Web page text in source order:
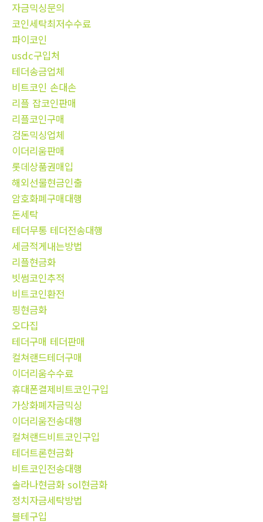
자금믹싱문의
코인세탁최저수수료
파이코인
usdc구입처
테더송금업체
비트코인 손대손
리플 잡코인판매
리플코인구매
검돈믹싱업체
이더리움판매
롯데상품권매입
해외선물현금인출
암호화폐구매대행
돈세탁
테더무통 테더전송대행
세금적게내는방법
리플현금화
빗썸코인추적
비트코인환전
핑현금화
오다집
테더구매 테더판매
컬쳐랜드테더구매
이더리움수수료
휴대폰결제비트코인구입
가상화폐자금믹싱
이더리움전송대행
컬쳐랜드비트코인구입
테더트론현금화
비트코인전송대행
솔라나현금화 sol현금화
정치자금세탁방법
블테구입